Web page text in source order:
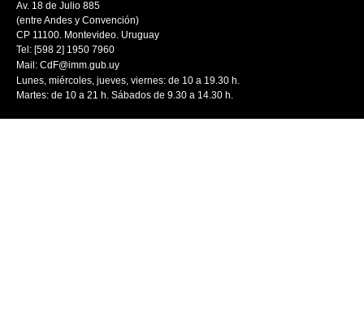
Av. 18 de Julio 885
(entre Andes y Convención)
CP 11100. Montevideo. Uruguay
Tel: [598 2] 1950 7960
Mail: CdF@imm.gub.uy
Lunes, miércoles, jueves, viernes: de 10 a 19.30 h.
Martes: de 10 a 21 h. Sábados de 9.30 a 14.30 h.